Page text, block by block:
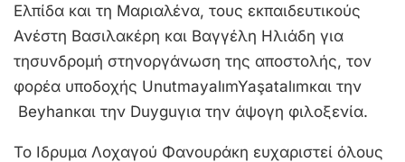
Ελπίδα και τη Μαριαλένα, τους εκπαιδευτικούς
Ανέστη Βασιλακέρη και Βαγγέλη Ηλιάδη για
τησυνδρομή στηνοργάνωση της αποστολής, τον
φορέα υποδοχής UnutmayalımYaşatalımκαι την
Beyhanκαι την Duyguγια την άψογη φιλοξενία.
Το Ιδρυμα Λοχαγού Φανουράκη ευχαριστεί όλους